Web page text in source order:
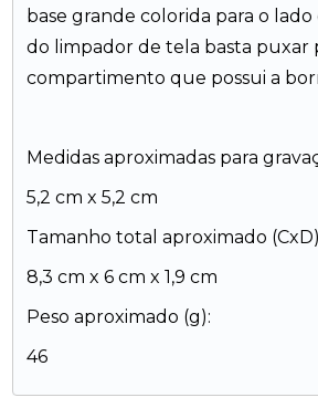
base grande colorida para o lado
do limpador de tela basta puxar
compartimento que possui a
Medidas aproximadas para
5,2 cm x 5,2 cm
Tamanho total aproximado
8,3 cm x 6 cm x 1,9 cm
Peso aproximado (g):
46